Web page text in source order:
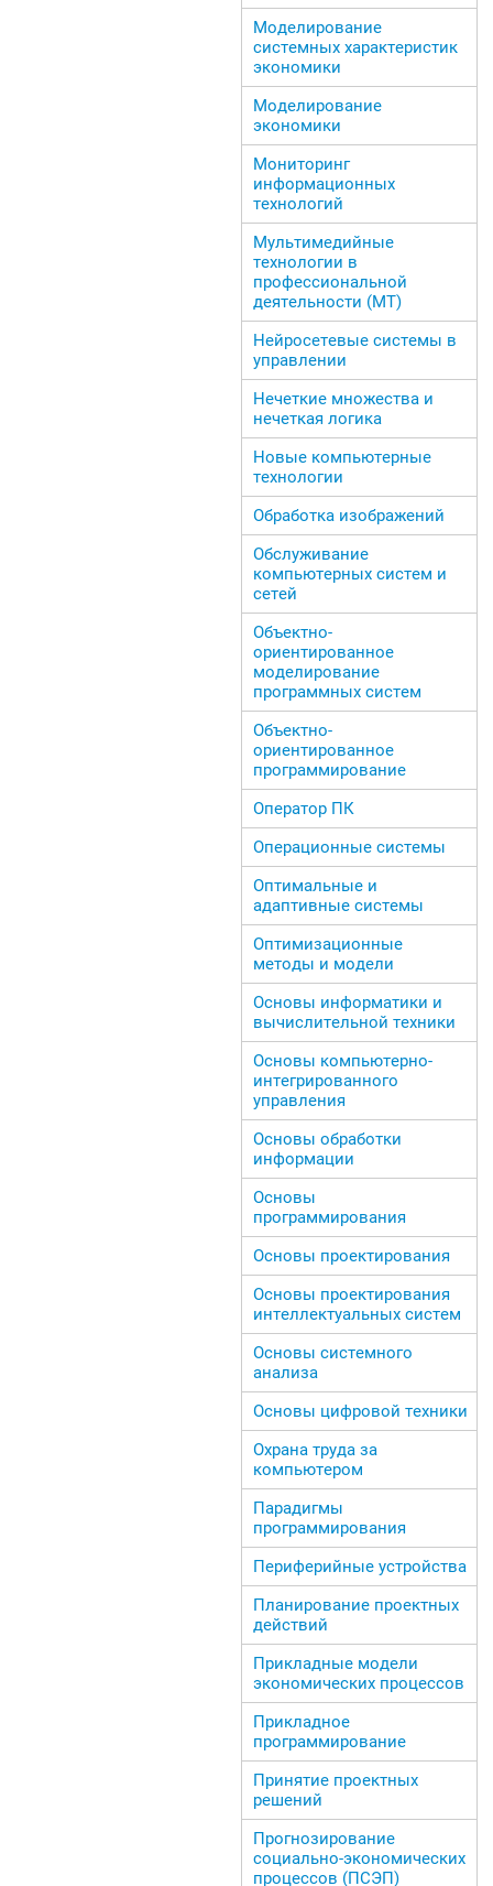
Моделирование
системных характеристик
экономики
Моделирование
экономики
Мониторинг
информационных
технологий
Мультимедийные
технологии в
профессиональной
деятельности (МТ)
Нейросетевые системы в
управлении
Нечеткие множества и
нечеткая логика
Новые компьютерные
технологии
Обработка изображений
Обслуживание
компьютерных систем и
сетей
Объектно-
ориентированное
моделирование
программных систем
Объектно-
ориентированное
программирование
Оператор ПК
Операционные системы
Оптимальные и
адаптивные системы
Оптимизационные
методы и модели
Основы информатики и
вычислительной техники
Основы компьютерно-
интегрированного
управления
Основы обработки
информации
Основы
программирования
Основы проектирования
Основы проектирования
интеллектуальных систем
Основы системного
анализа
Основы цифровой техники
Охрана труда за
компьютером
Парадигмы
программирования
Периферийные устройства
Планирование проектных
действий
Прикладные модели
экономических процессов
Прикладное
программирование
Принятие проектных
решений
Прогнозирование
социально-экономических
процессов (ПСЭП)